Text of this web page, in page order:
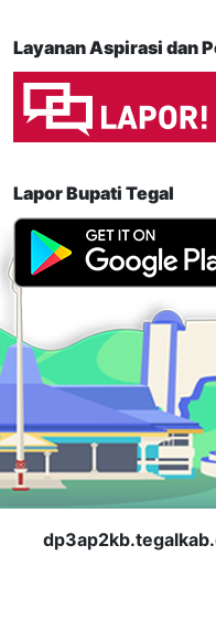
Layanan Aspirasi dan
Lapor Bupati Tegal
Pengendalian Penduduk